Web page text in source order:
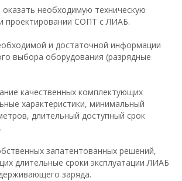
необходимую техническую
проектировании СОПТ с ЛИАБ.
и достаточной информации
выбора оборудования (разрядные
качественных комплектующих
характеристики, минимальный
длительный доступный срок
запатентованных решений,
длительные сроки эксплуатации ЛИАБ
заряда.